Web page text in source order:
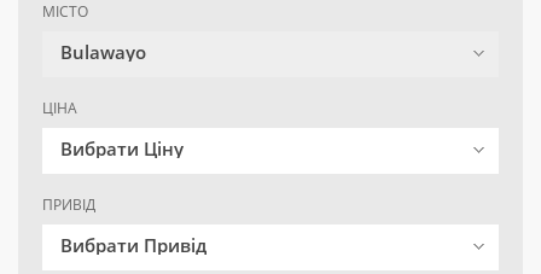
МІСТО
Bulawayo
ЦІНА
Вибрати Ціну
ПРИВІД
Вибрати Привід